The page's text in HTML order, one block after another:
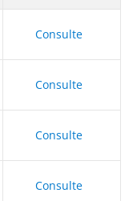
Consulte
Consulte
Consulte
Consulte